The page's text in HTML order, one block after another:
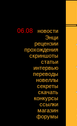
06.08
новости
Энци
рецензии
прохождения
скриншоты
статьи
интервью
переводы
новеллы
секреты
скачать
конкурсы
ссылки
магазин
форумы